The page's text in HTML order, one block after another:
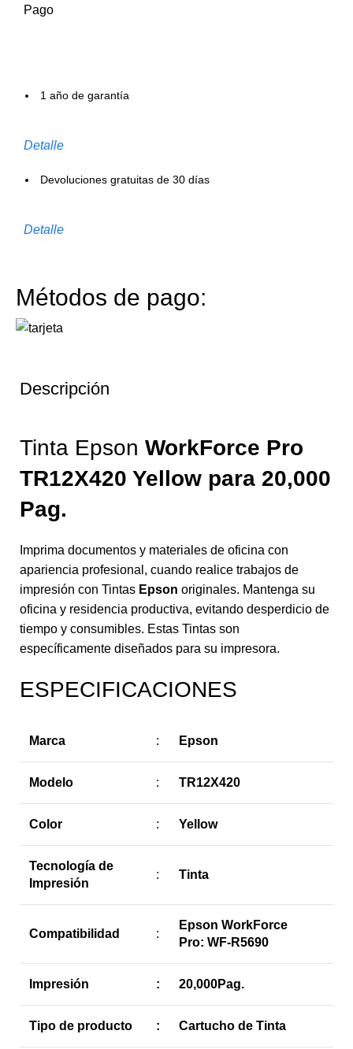
Pago
1 año de garantía
Detalle
Devoluciones gratuitas de 30 días
Detalle
Métodos de pago:
Descripción
Tinta Epson WorkForce Pro
TR12X420 Yellow para 20,000
Pag.
Imprima documentos y materiales de oficina con
apariencia profesional, cuando realice trabajos de
impresión con Tintas Epson originales. Mantenga su
oficina y residencia productiva, evitando desperdicio de
tiempo y consumibles. Estas Tintas son
específicamente diseñados para su impresora.
ESPECIFICACIONES
Marca : Epson
Modelo : TR12X420
Color : Yellow
Tecnología de
Impresión
: Tinta
Compatibilidad :
Epson WorkForce
Pro: WF-R5690
Impresión : 20,000Pag.
Tipo de producto : Cartucho de Tinta